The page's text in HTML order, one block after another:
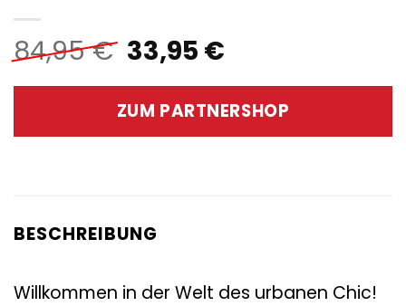
84,95€ Ursprünglicher
Preis
war:
84,95 €
33,95 €Aktueller
ist:
33,95 €.
ZUM PARTNERSHOP
BESCHREIBUNG
Willkommen in der Welt des urbanen Chic!